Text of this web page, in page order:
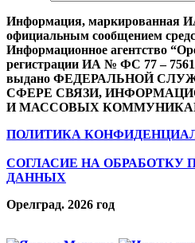
Информация, маркированная
официальным сообщением
Информационное агентство
регистрации ИА № ФС 77 –
выдано ФЕДЕРАЛЬНОЙ
СФЕРЕ СВЯЗИ,
И МАССОВЫХ
ПОЛИТИКА
СОГЛАСИЕ НА ОБРАБОТКУ
ДАННЫХ
Орелград. 2026 год